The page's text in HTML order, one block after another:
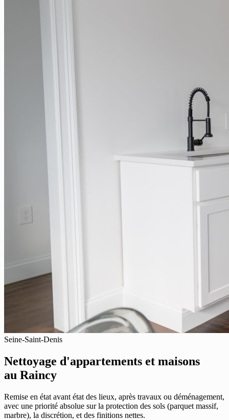
Seine-Saint-Denis
Nettoyage d'appartements et maisons
au Raincy
Remise en état avant état des lieux, après travaux ou déménagement,
avec une priorité absolue sur la protection des sols (parquet massif,
marbre), la discrétion, et des finitions nettes.